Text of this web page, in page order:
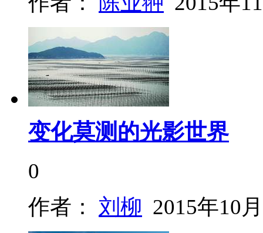
变化莫测的光影世界
0
作者： 刘柳 2015年10